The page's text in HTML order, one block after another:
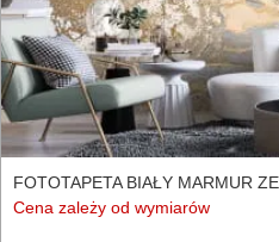
FOTOTAPETA BIAŁY MARMUR
Cena zależy od wymiarów